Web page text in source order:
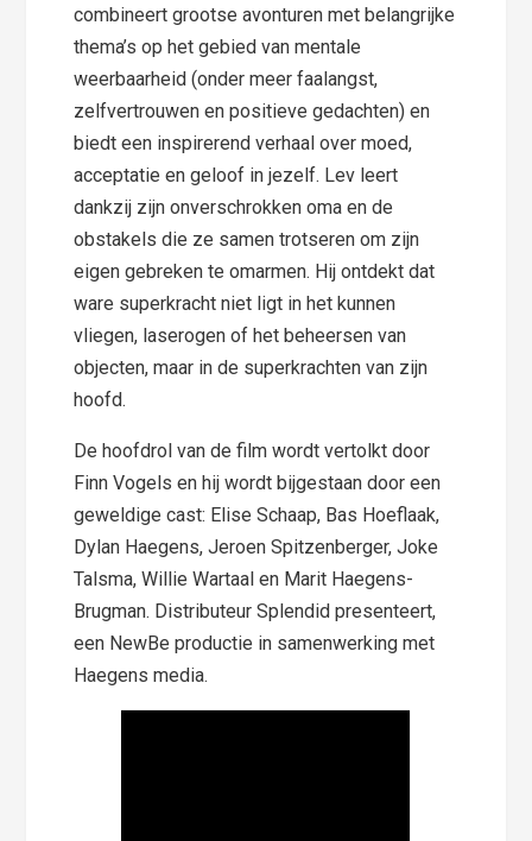
combineert grootse avonturen met belangrijke
thema’s op het gebied van mentale
weerbaarheid (onder meer faalangst,
zelfvertrouwen en positieve gedachten) en
biedt een inspirerend verhaal over moed,
acceptatie en geloof in jezelf. Lev leert
dankzij zijn onverschrokken oma en de
obstakels die ze samen trotseren om zijn
eigen gebreken te omarmen. Hij ontdekt dat
ware superkracht niet ligt in het kunnen
vliegen, laserogen of het beheersen van
objecten, maar in de superkrachten van zijn
hoofd.
De hoofdrol van de film wordt vertolkt door
Finn Vogels en hij wordt bijgestaan door een
geweldige cast: Elise Schaap, Bas Hoeflaak,
Dylan Haegens, Jeroen Spitzenberger, Joke
Talsma, Willie Wartaal en Marit Haegens-
Brugman. Distributeur Splendid presenteert,
een NewBe productie in samenwerking met
Haegens media.